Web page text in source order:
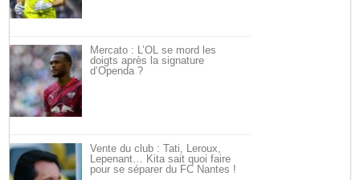
Mercato : L’OL se mord les
doigts après la signature
d’Openda ?
Vente du club : Tati, Leroux,
Lepenant… Kita sait quoi faire
pour se séparer du FC Nantes !